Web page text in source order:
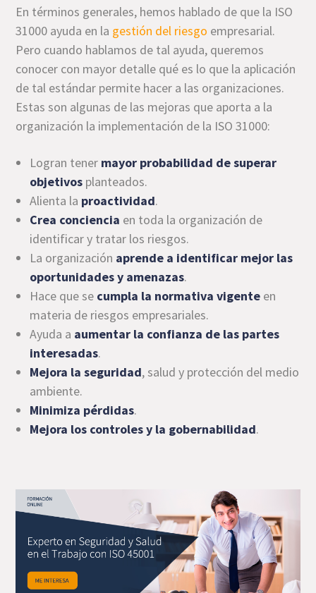
En términos generales, hemos hablado de que la ISO
31000 ayuda en la gestión del riesgo empresarial.
Pero cuando hablamos de tal ayuda, queremos
conocer con mayor detalle qué es lo que la aplicación
de tal estándar permite hacer a las organizaciones.
Estas son algunas de las mejoras que aporta a la
organización la implementación de la ISO 31000:
Logran tener mayor probabilidad de superar
objetivos planteados.
Alienta la proactividad.
Crea conciencia en toda la organización de
identificar y tratar los riesgos.
La organización aprende a identificar mejor las
oportunidades y amenazas.
Hace que se cumpla la normativa vigente en
materia de riesgos empresariales.
Ayuda a aumentar la confianza de las partes
interesadas.
Mejora la seguridad, salud y protección del medio
ambiente.
Minimiza pérdidas.
Mejora los controles y la gobernabilidad.